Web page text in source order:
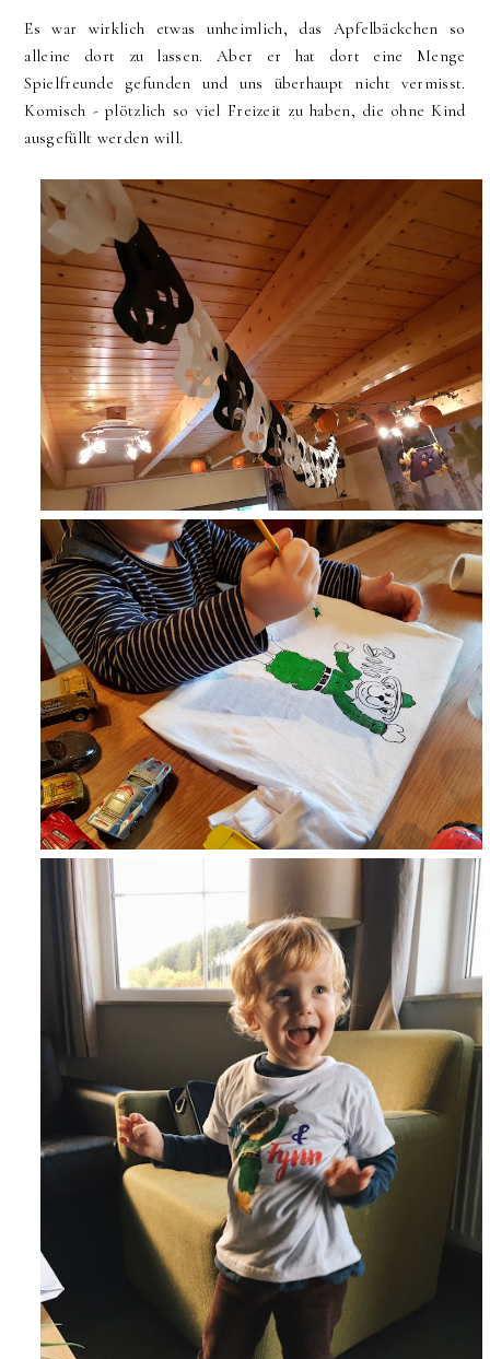
Es war wirklich etwas unheimlich, das Apfelbäckchen so
alleine dort zu lassen. Aber er hat dort eine Menge
Spielfreunde gefunden und uns überhaupt nicht vermisst.
Komisch - plötzlich so viel Freizeit zu haben, die ohne Kind
ausgefüllt werden will.